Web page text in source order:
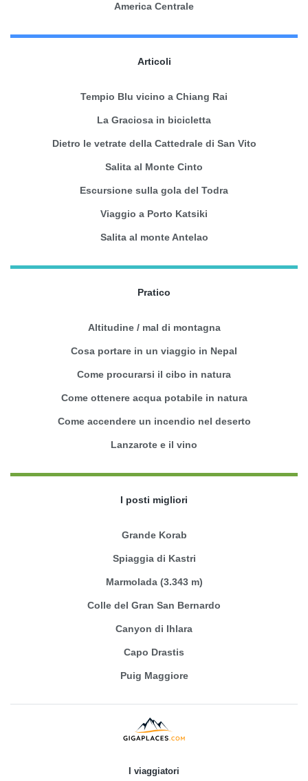
America Centrale
Articoli
Tempio Blu vicino a Chiang Rai
La Graciosa in bicicletta
Dietro le vetrate della Cattedrale di San Vito
Salita al Monte Cinto
Escursione sulla gola del Todra
Viaggio a Porto Katsiki
Salita al monte Antelao
Pratico
Altitudine / mal di montagna
Cosa portare in un viaggio in Nepal
Come procurarsi il cibo in natura
Come ottenere acqua potabile in natura
Come accendere un incendio nel deserto
Lanzarote e il vino
I posti migliori
Grande Korab
Spiaggia di Kastri
Marmolada (3.343 m)
Colle del Gran San Bernardo
Canyon di Ihlara
Capo Drastis
Puig Maggiore
I viaggiatori